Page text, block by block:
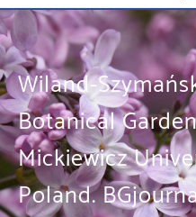
Wiland-
Botanical
Mickiewicz
Poland.